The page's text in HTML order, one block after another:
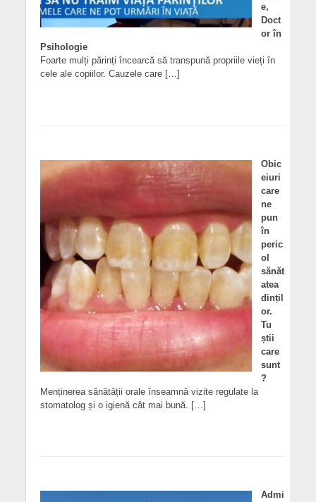
e,
Doct
or în
Psihologie
Foarte mulți părinți încearcă să transpună propriile vieți în
cele ale copiilor. Cauzele care […]
Obic
eiuri
care
ne
pun
în
peric
ol
sănăt
atea
dințil
or.
Tu
știi
care
sunt
?
Menținerea sănătății orale înseamnă vizite regulate la
stomatolog și o igienă cât mai bună. […]
Admi